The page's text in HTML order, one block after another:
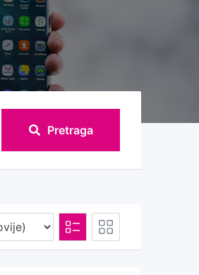
Pretraga